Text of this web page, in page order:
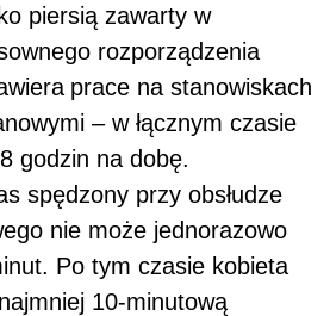
piersią zawarty w
rozporządzenia
prace na stanowiskach
– w łącznym czasie
godzin na dobę.
spędzony przy obsłudze
nie może jednorazowo
Po tym czasie kobieta
10-minutową